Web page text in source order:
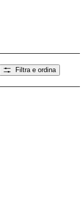
Filtra e ordina